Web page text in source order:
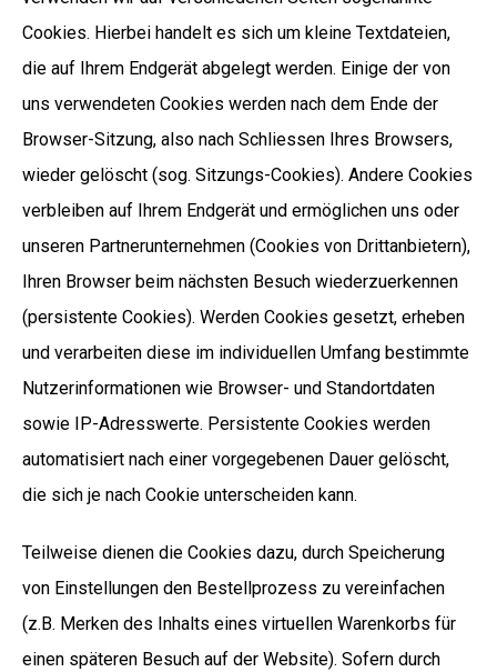
Cookies. Hierbei handelt es sich um kleine Textdateien,
die auf Ihrem Endgerät abgelegt werden. Einige der von
uns verwendeten Cookies werden nach dem Ende der
Browser-Sitzung, also nach Schliessen Ihres Browsers,
wieder gelöscht (sog. Sitzungs-Cookies). Andere Cookies
verbleiben auf Ihrem Endgerät und ermöglichen uns oder
unseren Partnerunternehmen (Cookies von Drittanbietern),
Ihren Browser beim nächsten Besuch wiederzuerkennen
(persistente Cookies). Werden Cookies gesetzt, erheben
und verarbeiten diese im individuellen Umfang bestimmte
Nutzerinformationen wie Browser- und Standortdaten
sowie IP-Adresswerte. Persistente Cookies werden
automatisiert nach einer vorgegebenen Dauer gelöscht,
die sich je nach Cookie unterscheiden kann.
Teilweise dienen die Cookies dazu, durch Speicherung
von Einstellungen den Bestellprozess zu vereinfachen
(z.B. Merken des Inhalts eines virtuellen Warenkorbs für
einen späteren Besuch auf der Website). Sofern durch